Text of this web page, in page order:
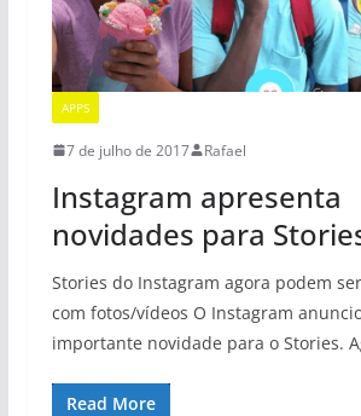
APPS
7 de julho de 2017 Rafael
Instagram apresenta
novidades para
Stories do Instagram agora podem
com fotos/vídeos O Instagram
importante novidade para o Stories.
Read More